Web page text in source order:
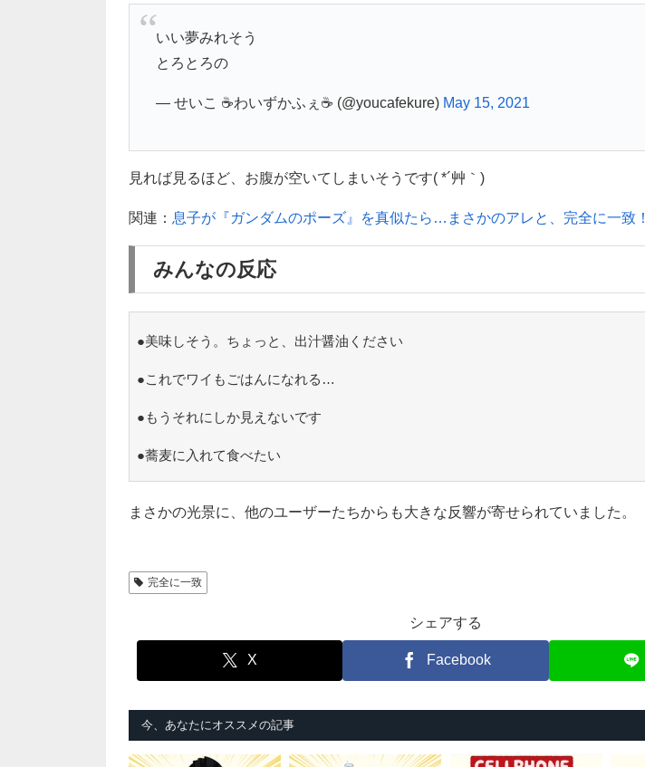
いい夢みれそう
とろとろの
— せいこ ☕わいずかふぇ☕ (@youcafekure) May 15, 2021
見れば見るほど、お腹が空いてしまいそうです( *´艸｀)
関連： 息子が『ガンダムのポーズ』を真似たら…まさかのアレと、完全に一致！
みんなの反応
●美味しそう。ちょっと、出汁醤油ください
●これでワイもごはんになれる…
●もうそれにしか見えないです
●蕎麦に入れて食べたい
まさかの光景に、他のユーザーたちからも大きな反響が寄せられていました。
完全に一致
シェアする
X Facebook
今、あなたにオススメの記事